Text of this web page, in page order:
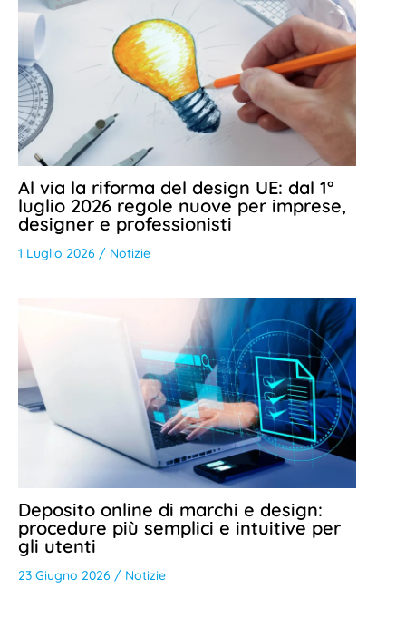
Al via la riforma del design UE: dal 1°
luglio 2026 regole nuove per imprese,
designer e professionisti
1 Luglio 2026 / Notizie
Deposito online di marchi e design:
procedure più semplici e intuitive per
gli utenti
23 Giugno 2026 / Notizie